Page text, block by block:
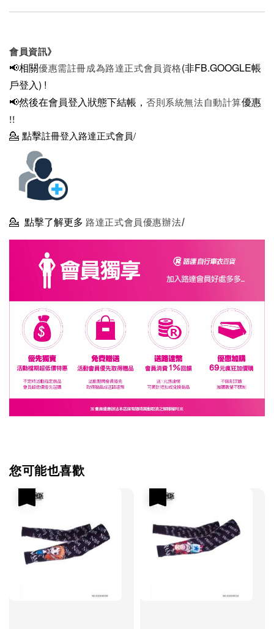
會員資訊》
📢相關優惠需註冊成為路達正式會員資格(非FB.GOOGLE帳
戶登入) !
📢然後在會員登入狀態下結帳， 否則系統無法自動計算優惠
!!
💁 點擊註冊登入路達正式會員/
💁 點擊了解更多 路達正式會員優惠辦法/
您可能也喜歡